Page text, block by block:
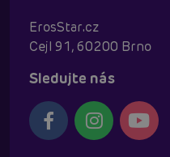
ErosStar.cz
Cejl 91, 60200 Brno
Sledujte nás